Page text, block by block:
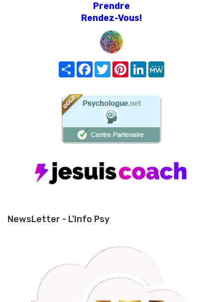
Prendre
Rendez-Vous!
Share FacebookTwitterPinterest
LinkedIn
NewsLetter - L'Info Psy